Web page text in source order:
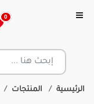
0
الرئيسية المنتجات